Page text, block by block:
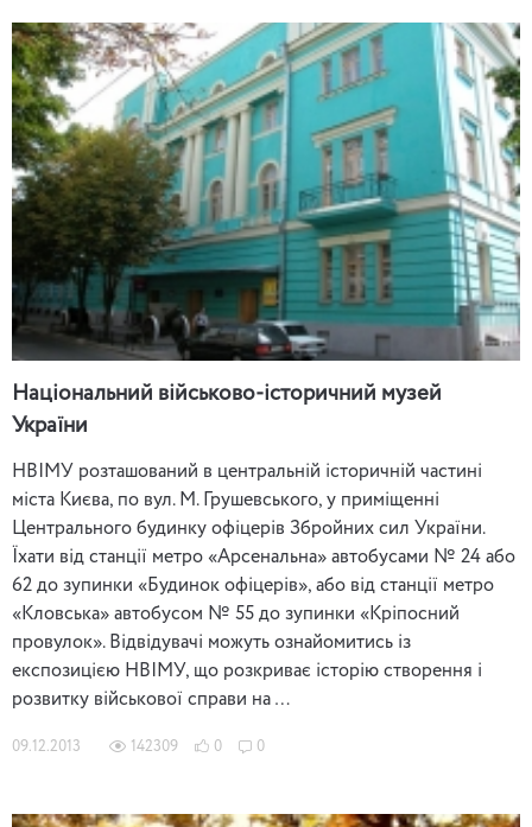
Національний військово-історичний музей
України
НВІМУ розташований в центральній історичній частині
міста Києва, по вул. М. Грушевського, у приміщенні
Центрального будинку офіцерів Збройних сил України.
Їхати від станції метро «Арсенальна» автобусами № 24 або
62 до зупинки «Будинок офіцерів», або від станції метро
«Кловська» автобусом № 55 до зупинки «Кріпосний
провулок». Відвідувачі можуть ознайомитись із
експозицією НВІМУ, що розкриває історію створення і
розвитку військової справи на …
09.12.2013 142309 0 0